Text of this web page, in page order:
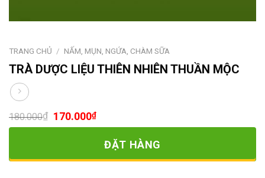
TRANG CHỦ / NẤM, MỤN, NGỨA, CHÀM SỮA
TRÀ DƯỢC LIỆU THIÊN NHIÊN THUẦN MỘC
180.000₫ 170.000₫
ĐẶT HÀNG